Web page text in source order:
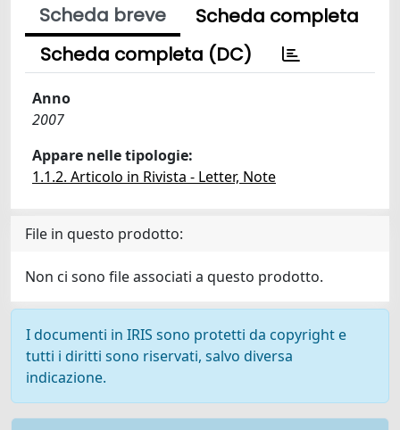
Scheda breve
Scheda completa
Scheda completa (DC)
Anno
2007
Appare nelle tipologie:
1.1.2. Articolo in Rivista - Letter, Note
File in questo prodotto:
Non ci sono file associati a questo prodotto.
I documenti in IRIS sono protetti da copyright e
tutti i diritti sono riservati, salvo diversa
indicazione.